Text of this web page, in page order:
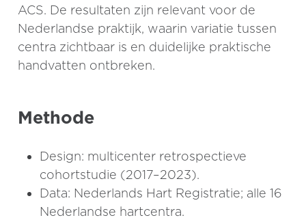
ACS. De resultaten zijn relevant voor de
Nederlandse praktijk, waarin variatie tussen
centra zichtbaar is en duidelijke praktische
handvatten ontbreken.
Methode
Design: multicenter retrospectieve
cohortstudie (2017–2023).
Data: Nederlands Hart Registratie; alle 16
Nederlandse hartcentra.